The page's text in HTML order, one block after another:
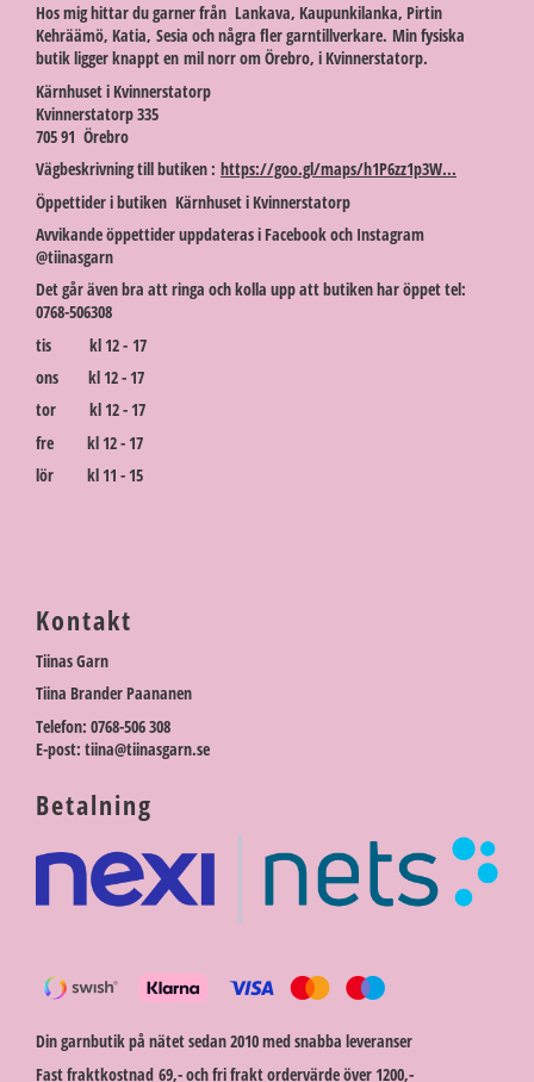
Hos mig hittar du garner från Lankava, Kaupunkilanka, Pirtin
Kehräämö, Katia, Sesia och några fler garntillverkare. Min fysiska
butik ligger knappt en mil norr om Örebro, i Kvinnerstatorp.
Kärnhuset i Kvinnerstatorp
Kvinnerstatorp 335
705 91 Örebro
Vägbeskrivning till butiken : https://goo.gl/maps/h1P6zz1p3W...
Öppettider i butiken Kärnhuset i Kvinnerstatorp
Avvikande öppettider uppdateras i Facebook och Instagram
@tiinasgarn
Det går även bra att ringa och kolla upp att butiken har öppet tel:
0768-506308
tis kl 12 - 17
ons kl 12 - 17
tor kl 12 - 17
fre kl 12 - 17
lör kl 11 - 15
Kontakt
Tiinas Garn
Tiina Brander Paananen
Telefon: 0768-506 308
E-post: tiina@tiinasgarn.se
Betalning
Din garnbutik på nätet sedan 2010 med snabba leveranser
Fast fraktkostnad 69,- och fri frakt ordervärde över 1200,-